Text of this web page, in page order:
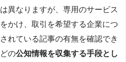
異なりますが、専用のサービス
かけ、取引を希望する企業につ
れている記事の有無を確認でき
の公知情報を収集する手段とし